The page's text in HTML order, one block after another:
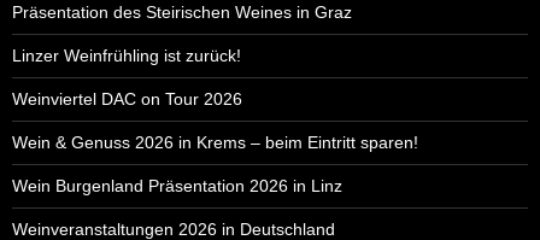
Präsentation des Steirischen Weines in Graz
Linzer Weinfrühling ist zurück!
Weinviertel DAC on Tour 2026
Wein & Genuss 2026 in Krems – beim Eintritt sparen!
Wein Burgenland Präsentation 2026 in Linz
Weinveranstaltungen 2026 in Deutschland